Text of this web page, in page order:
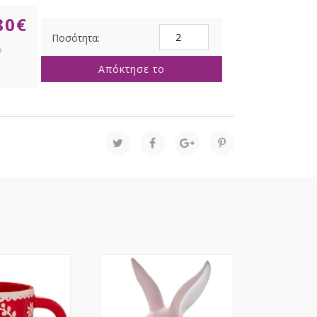
€
ΚΕΡΑΜΙΚΗ
ΜΠΙΣΚΟΤΙΕΡΑ
18Χ13Χ7ΕΚ
ποσότητα
Απόκτησε το